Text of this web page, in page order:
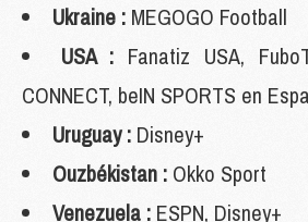
Ukraine : MEGOGO Football
USA : Fanatiz USA,
CONNECT, beIN SPORTS en
Uruguay : Disney+
Ouzbékistan : Okko Sport
Venezuela : ESPN, Disney+